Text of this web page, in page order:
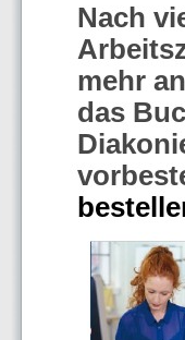
Nach
mehr
das